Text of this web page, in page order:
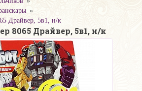
Драйвер, 5в1, н/к
8065 Драйвер, 5в1, н/к